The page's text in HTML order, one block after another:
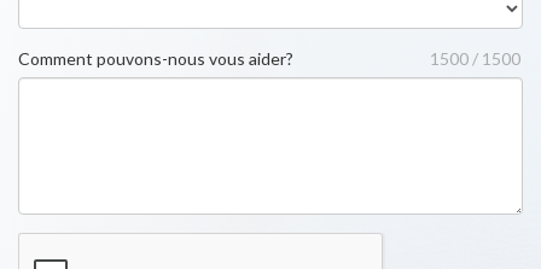
Comment pouvons-nous vous aider? 1500 / 1500